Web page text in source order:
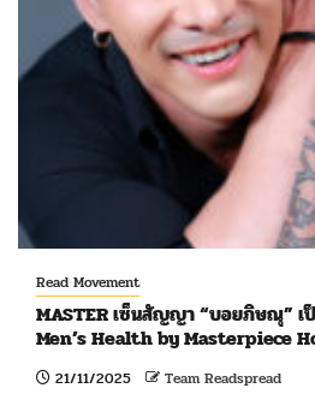
Read Movement
MASTER เซ็นสัญญา “บอยภิษณุ” เ
Men’s Health by Masterpiece
21/11/2025 Team Readspread